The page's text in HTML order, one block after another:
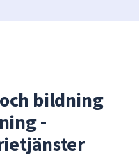
sökfältet
kommer
sökförslag
att
bildning
-